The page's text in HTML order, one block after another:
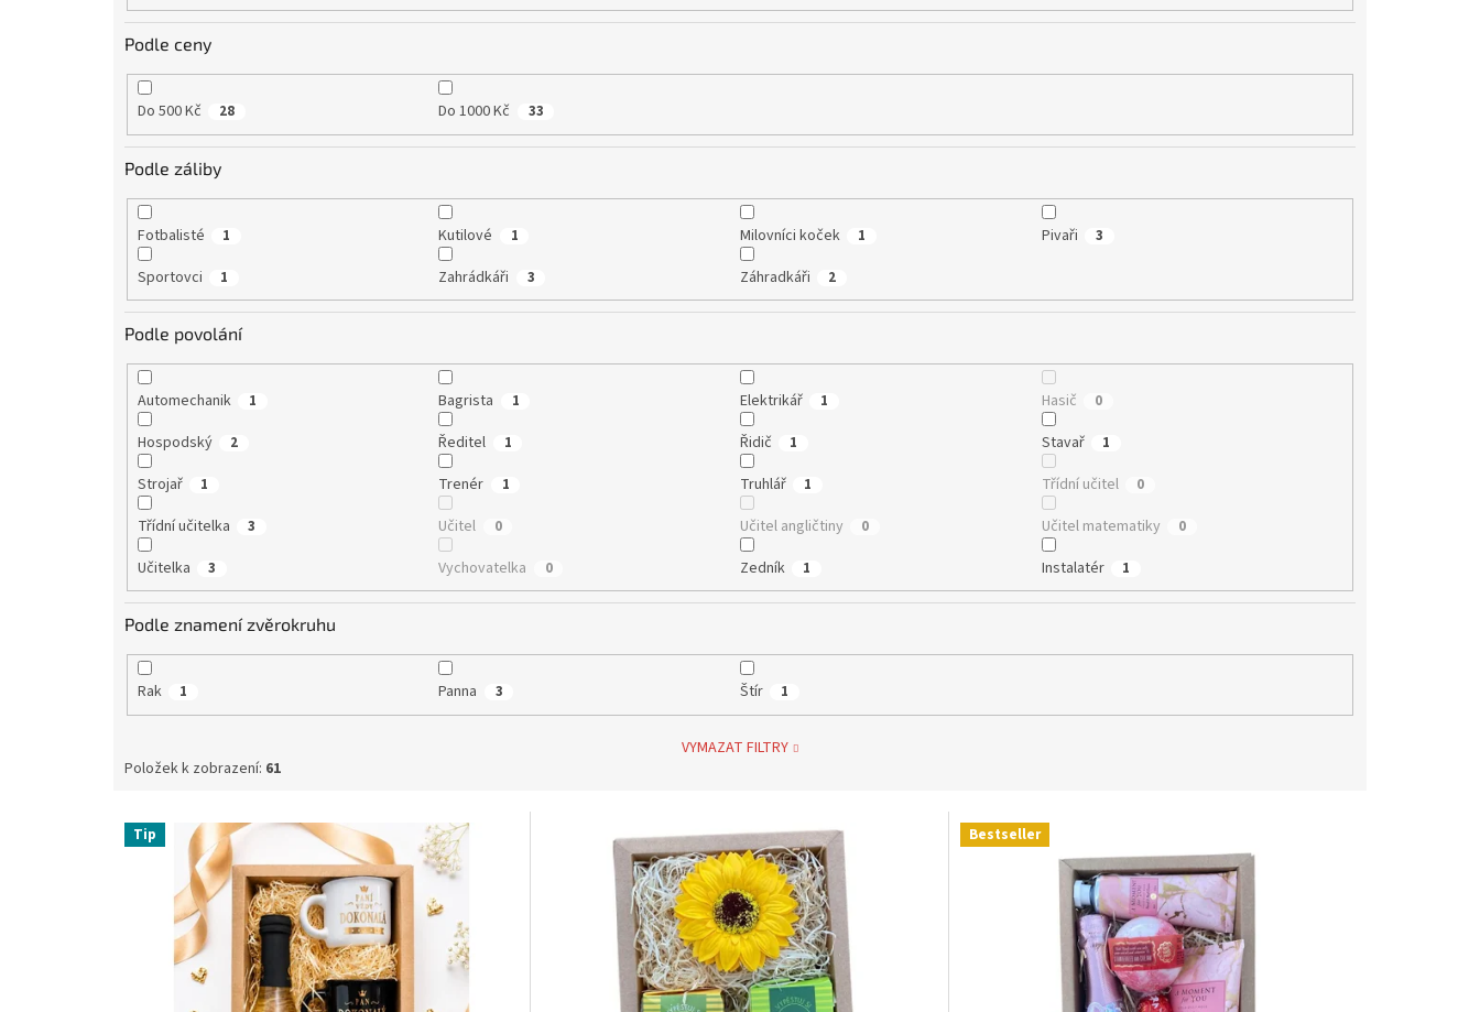
Podle ceny
Do 500 Kč 28 Do 1000 Kč 33
Podle záliby
Fotbalisté 1 Kutilové 1 Milovníci koček 1 Pivaři 3
Sportovci 1 Zahrádkáři 3 Záhradkáři 2
Podle povolání
Automechanik 1 Bagrista 1 Elektrikář 1 Hasič 0
Hospodský 2 Ředitel 1 Řidič 1 Stavař 1
Strojař 1 Trenér 1 Truhlář 1 Třídní učitel 0
Třídní učitelka 3 Učitel 0 Učitel angličtiny 0 Učitel matematiky 0
Učitelka 3 Vychovatelka 0 Zedník 1 Instalatér 1
Podle znamení zvěrokruhu
Rak 1 Panna 3 Štír 1
VYMAZAT FILTRY
Položek k zobrazení: 61
V Tip Bestseller